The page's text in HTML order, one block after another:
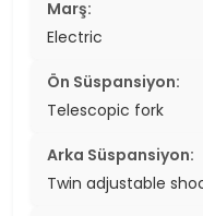
Marş:
Electric
Ön Süspansiyon:
Telescopic fork
Arka Süspansiyon:
Twin adjustable